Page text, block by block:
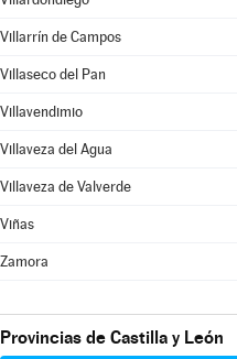
Villarrín de Campos
Villaseco del Pan
Villavendimio
Villaveza del Agua
Villaveza de Valverde
Viñas
Zamora
Provincias de Castilla y León